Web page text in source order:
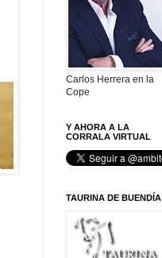
Carlos Herrera en la
Cope
Y AHORA A LA
CORRALA VIRTUAL
TAURINA DE BUENDÍA